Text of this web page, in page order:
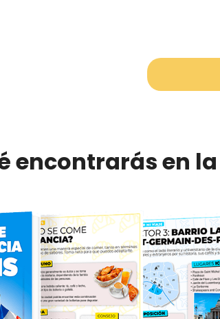
encontrarás en la